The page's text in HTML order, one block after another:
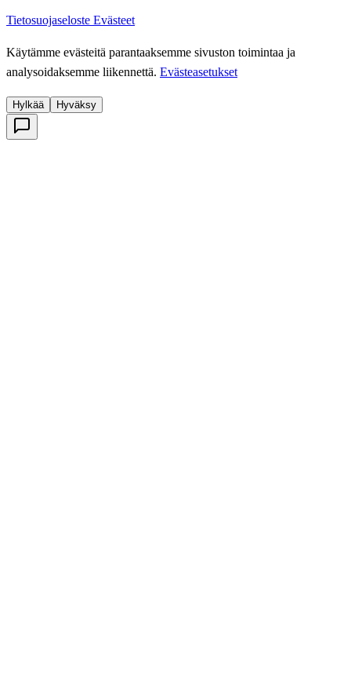
Tietosuojaseloste Evästeet
Käytämme evästeitä parantaaksemme sivuston toimintaa ja
analysoidaksemme liikennettä. Evästeasetukset
Hylkää Hyväksy